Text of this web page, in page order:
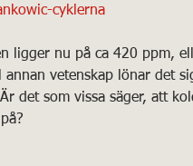
cyklerna
ligger nu på ca 420 ppm,
annan vetenskap lönar det
det som vissa säger, att